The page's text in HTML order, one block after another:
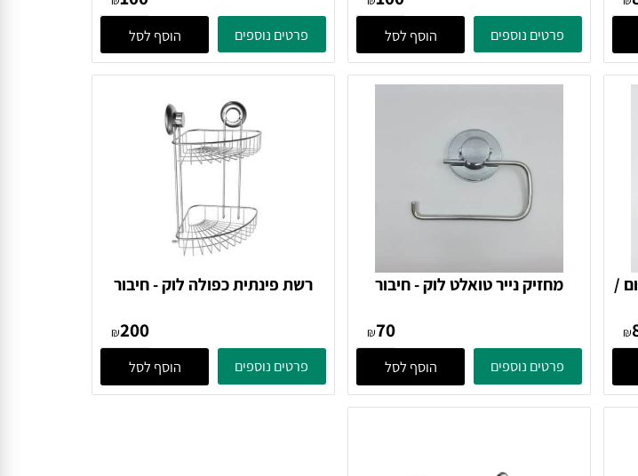
קולב יחיד Puck ואקום - שחור
371112 Zone Denmark
₪100
קולב יחיד Puck ואקום - לבן
371113 Zone Denmark
₪100
מחזיק נייר טואלט לוק - חיבור
וואקום / הדבקה Tirador
₪70
רשת פינתית כפולה לוק - חיבור
וואקום / הדבקה Tirador
200